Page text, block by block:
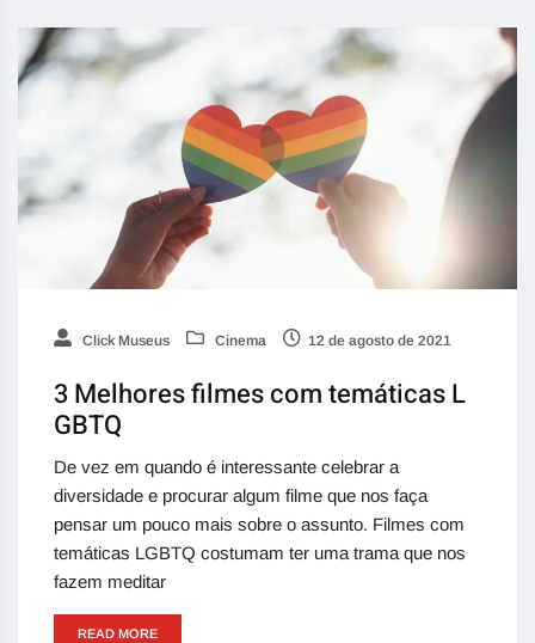
Click Museus Cinema 12 de agosto de 2021
3 Melhores filmes com temáticas L
GBTQ
De vez em quando é interessante celebrar a
diversidade e procurar algum filme que nos faça
pensar um pouco mais sobre o assunto. Filmes com
temáticas LGBTQ costumam ter uma trama que nos
fazem meditar
READ MORE